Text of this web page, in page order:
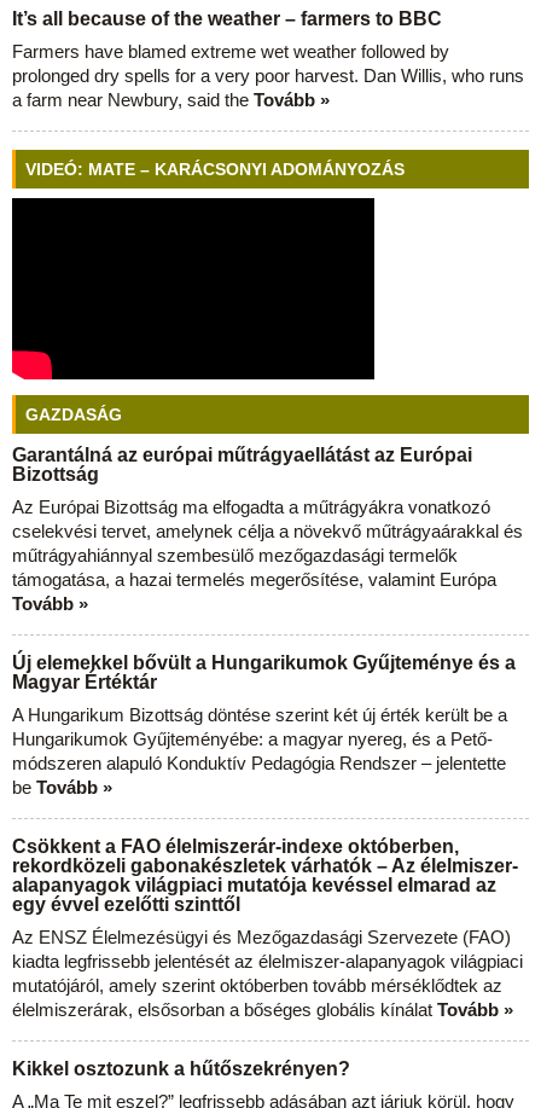
It’s all because of the weather – farmers to BBC
Farmers have blamed extreme wet weather followed by
prolonged dry spells for a very poor harvest. Dan Willis, who runs
a farm near Newbury, said the Tovább »
VIDEÓ: MATE – KARÁCSONYI ADOMÁNYOZÁS
GAZDASÁG
Garantálná az európai műtrágyaellátást az Európai
Bizottság
Az Európai Bizottság ma elfogadta a műtrágyákra vonatkozó
cselekvési tervet, amelynek célja a növekvő műtrágyaárakkal és
műtrágyahiánnyal szembesülő mezőgazdasági termelők
támogatása, a hazai termelés megerősítése, valamint Európa
Tovább »
Új elemekkel bővült a Hungarikumok Gyűjteménye és a
Magyar Értéktár
A Hungarikum Bizottság döntése szerint két új érték került be a
Hungarikumok Gyűjteményébe: a magyar nyereg, és a Pető-
módszeren alapuló Konduktív Pedagógia Rendszer – jelentette
be Tovább »
Csökkent a FAO élelmiszerár-indexe októberben,
rekordközeli gabonakészletek várhatók – Az élelmiszer-
alapanyagok világpiaci mutatója kevéssel elmarad az
egy évvel ezelőtti szinttől
Az ENSZ Élelmezésügyi és Mezőgazdasági Szervezete (FAO)
kiadta legfrissebb jelentését az élelmiszer-alapanyagok világpiaci
mutatójáról, amely szerint októberben tovább mérséklődtek az
élelmiszerárak, elsősorban a bőséges globális kínálat Tovább »
Kikkel osztozunk a hűtőszekrényen?
A „Ma Te mit eszel?” legfrissebb adásában azt járjuk körül, hogy